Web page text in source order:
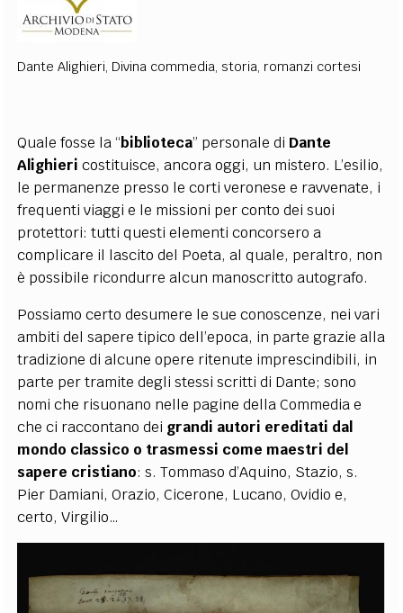
Dante Alighieri, Divina commedia,storia, romanzi cortesi
Quale fosse la “biblioteca” personale di Dante
Alighieri costituisce, ancora oggi, un mistero. L’esilio,
le permanenze presso le corti veronese e ravvenate, i
frequenti viaggi e le missioni per conto dei suoi
protettori: tutti questi elementi concorsero a
complicare il lascito del Poeta, al quale, peraltro, non
è possibile ricondurre alcun manoscritto autografo.
Possiamo certo desumere le sue conoscenze, nei vari
ambiti del sapere tipico dell’epoca, in parte grazie alla
tradizione di alcune opere ritenute imprescindibili, in
parte per tramite degli stessi scritti di Dante; sono
nomi che risuonano nelle pagine della Commedia e
che ci raccontano dei grandi autori ereditati dal
mondo classico o trasmessi come maestri del
sapere cristiano: s. Tommaso d’Aquino, Stazio, s.
Pier Damiani, Orazio, Cicerone, Lucano, Ovidio e,
certo, Virgilio…